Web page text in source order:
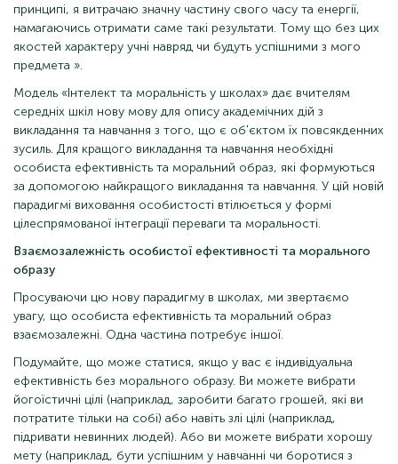
принципі, я витрачаю значну частину свого часу та енергії,
намагаючись отримати саме такі результати. Тому що без цих
якостей характеру учні навряд чи будуть успішними з мого
предмета ».
Модель «Інтелект та моральність у школах» дає вчителям
середніх шкіл нову мову для опису академічних дій з
викладання та навчання з того, що є об'єктом їх повсякденних
зусиль. Для кращого викладання та навчання необхідні
особиста ефективність та моральний образ, які формуються
за допомогою найкращого викладання та навчання. У цій новій
парадигмі виховання особистості втілюється у формі
цілеспрямованої інтеграції переваги та моральності.
Взаємозалежність особистої ефективності та морального
образу
Просуваючи цю нову парадигму в школах, ми звертаємо
увагу, що особиста ефективність та моральний образ
взаємозалежні. Одна частина потребує іншої.
Подумайте, що може статися, якщо у вас є індивідуальна
ефективність без морального образу. Ви можете вибрати
йогоїстичні цілі (наприклад, заробити багато грошей, які ви
потратите тільки на собі) або навіть злі цілі (наприклад,
підривати невинних людей). Або ви можете вибрати хорошу
мету (наприклад, бути успішним у навчанні чи боротися з